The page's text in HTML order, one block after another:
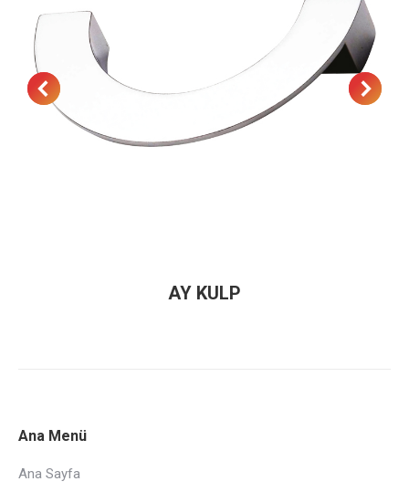
AY KULP
Ana Menü
Ana Sayfa